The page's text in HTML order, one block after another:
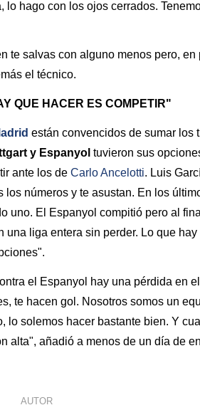
lo hago con los ojos cerrados.
te salvas con alguno menos pero,
el técnico.
QUE HACER ES COMPETIR"
están convencidos de sumar los
y Espanyol tuvieron sus
ante los de Carlo Ancelotti. Luis
los números y te asustan. En los
uno. El Espanyol compitió pero al
una liga entera sin perder. Lo que
el Espanyol hay una pérdida en
te hacen gol. Nosotros somos un
lo solemos hacer bastante bien. Y
alta", añadió a menos de un día de
AUTOR